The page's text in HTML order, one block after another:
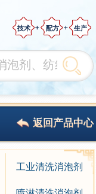
技术 配方 生产
返回产品中心
工业清洗消泡剂